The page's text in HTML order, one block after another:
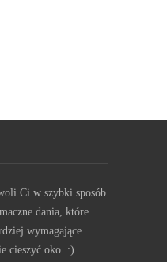
Ci w szybki sposób
dania, które
wymagające
cieszyć oko. :)